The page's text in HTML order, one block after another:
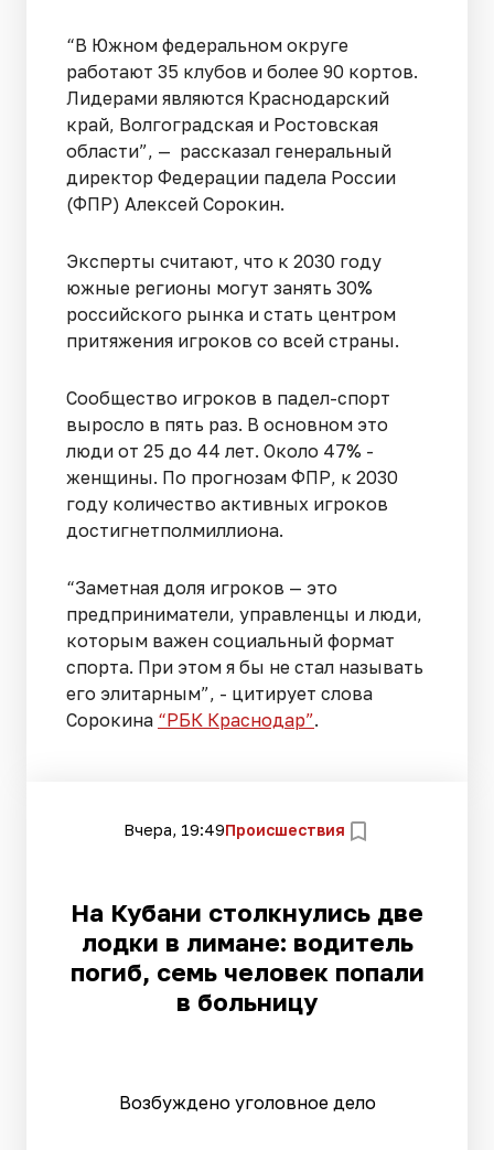
“В Южном федеральном округе
работают 35 клубов и более 90 кортов.
Лидерами являются Краснодарский
край, Волгоградская и Ростовская
области”, — рассказал генеральный
директор Федерации падела России
(ФПР) Алексей Сорокин.
Эксперты считают, что к 2030 году
южные регионы могут занять 30%
российского рынка и стать центром
притяжения игроков со всей страны.
Сообщество игроков в падел-спорт
выросло в пять раз. В основном это
люди от 25 до 44 лет. Около 47% -
женщины. По прогнозам ФПР, к 2030
году количество активных игроков
достигнетполмиллиона.
“Заметная доля игроков — это
предприниматели, управленцы и люди,
которым важен социальный формат
спорта. При этом я бы не стал называть
его элитарным”, - цитирует слова
Сорокина “РБК Краснодар”.
Вчера, 19:49Происшествия
На Кубани столкнулись две
лодки в лимане: водитель
погиб, семь человек попали
в больницу
Возбуждено уголовное дело